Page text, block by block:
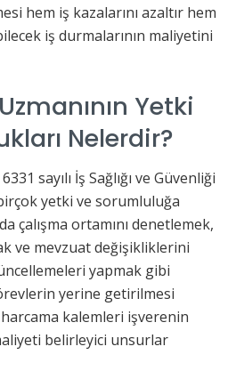
hem iş kazalarını azaltır hem
iş durmalarının maliyetini
Yetki
Nelerdir?
sayılı İş Sağlığı ve Güvenliği
yetki ve sorumluluğa
çalışma ortamını denetlemek,
ve mevzuat değişikliklerini
yapmak gibi
yerine getirilmesi
kalemleri işverenin
belirleyici unsurlar